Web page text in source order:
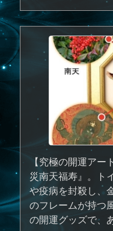
【究極の開運ア
災南天福寿』。ト
や疫病を封殺し、
のフレームが持つ
の開運グッズで、